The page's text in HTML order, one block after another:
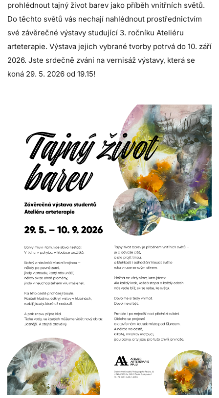
prohlédnout tajný život barev jako příběh vnitřních světů.
Do těchto světů vás nechají nahlédnout prostřednictvím
své závěrečné výstavy studující 3. ročníku Ateliéru
arteterapie. Výstava jejich vybrané tvorby potrvá do 10. září
2026. Jste srdečně zváni na vernisáž výstavy, která se
koná 29. 5. 2026 od 19.15!